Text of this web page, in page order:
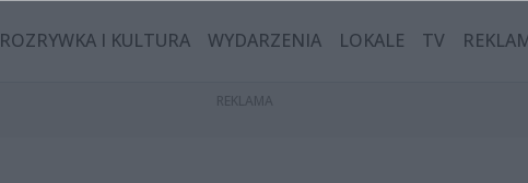
ROZRYWKA I KULTURA WYDARZENIA LOKALE TV